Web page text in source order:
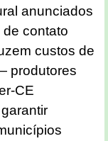
anunciados
contato
custos de
produtores
CE